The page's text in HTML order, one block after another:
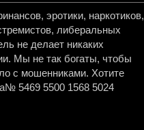
эротики, наркотиков,
либеральных
не делает никаких
Мы не так богаты, чтобы
с мошенниками. Хотите
5469 5500 1568 5024